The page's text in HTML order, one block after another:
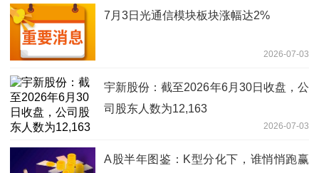
7月3日光通信模块板块涨幅达2%
2026-07-03
宇新股份：截至2026年6月30日收盘，公
司股东人数为12,163
2026-07-03
A股半年图鉴：K型分化下，谁悄悄跑赢